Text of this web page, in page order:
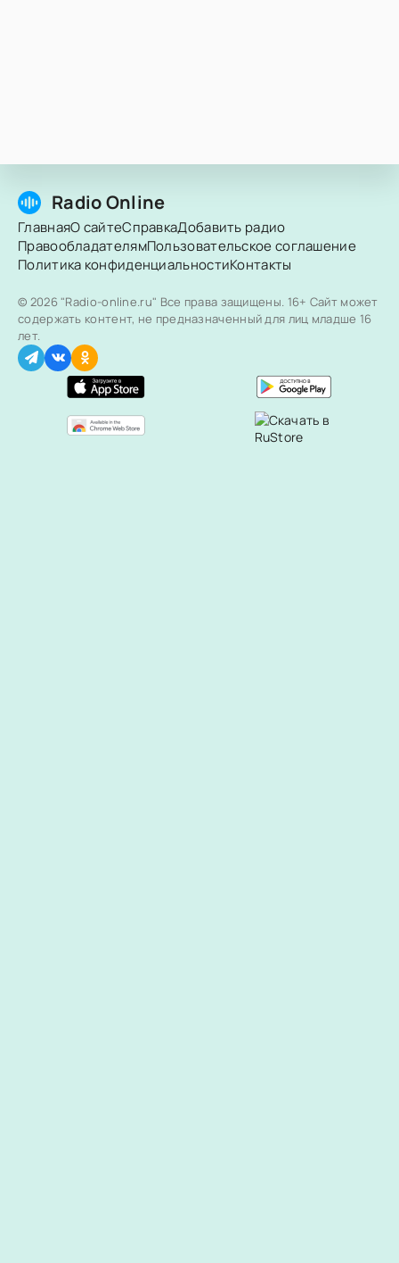
Radio Online
ГлавнаяО сайтеСправкаДобавить радио
ПравообладателямПользовательское соглашение
Политика конфиденциальностиКонтакты
© 2026 "Radio-online.ru" Все права защищены. 16+ Сайт может
содержать контент, не предназначенный для лиц младше 16
лет.